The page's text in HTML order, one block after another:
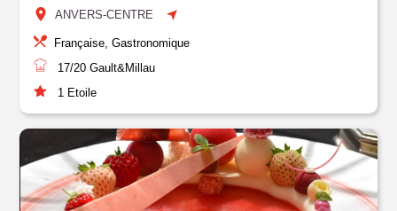
ANVERS-CENTRE
Française, Gastronomique
17/20 Gault&Millau
1 Etoile